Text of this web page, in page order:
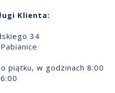
Klienta:
34
piątku, w godzinach 8:00